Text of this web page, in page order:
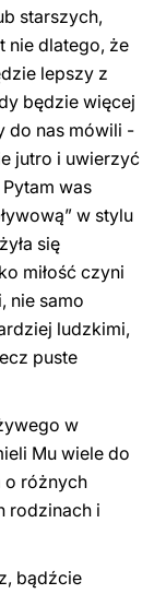
starszych,
nie dlatego, że
lepszy z
będzie więcej
do nas mówili -
jutro i uwierzyć
was
w stylu
się
miłość czyni
nie samo
ludzkimi,
puste
w
Mu wiele do
o różnych
rodzinach i
bądźcie